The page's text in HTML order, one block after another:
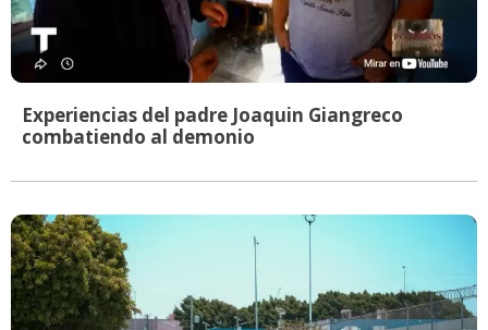
Experiencias del padre Joaquin Giangreco
combatiendo al demonio